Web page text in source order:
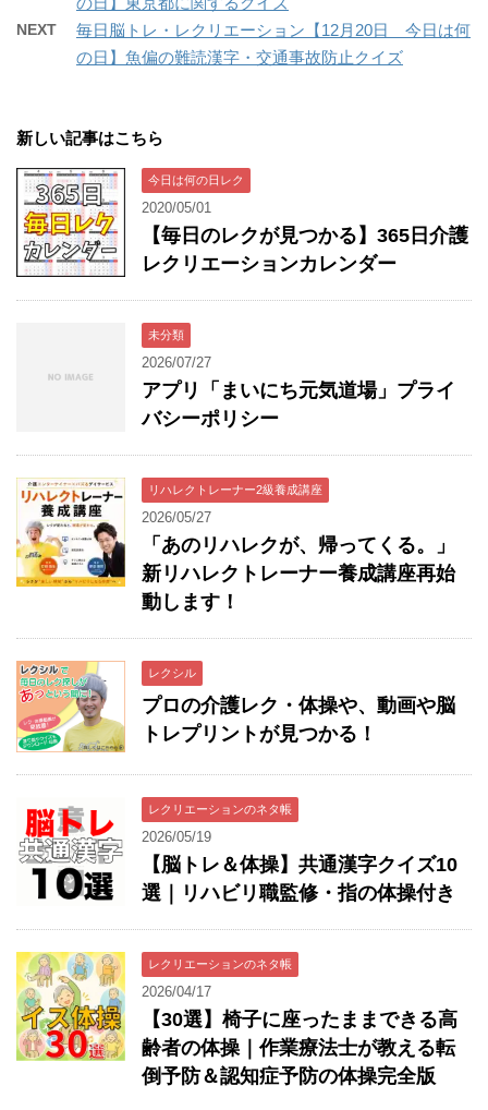
NEXT
毎日脳トレ・レクリエーション【12月20日 今日は何
の日】魚偏の難読漢字・交通事故防止クイズ
新しい記事はこちら
今日は何の日レク
2020/05/01
【毎日のレクが見つかる】365日介護
レクリエーションカレンダー
未分類
2026/07/27
アプリ「まいにち元気道場」プライ
バシーポリシー
リハレクトレーナー2級養成講座
2026/05/27
「あのリハレクが、帰ってくる。」
新リハレクトレーナー養成講座再始
動します！
レクシル
プロの介護レク・体操や、動画や脳
トレプリントが見つかる！
レクリエーションのネタ帳
2026/05/19
【脳トレ＆体操】共通漢字クイズ10
選｜リハビリ職監修・指の体操付き
レクリエーションのネタ帳
2026/04/17
【30選】椅子に座ったままできる高
齢者の体操｜作業療法士が教える転
倒予防＆認知症予防の体操完全版